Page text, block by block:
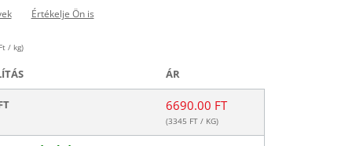
Értékelje Ön is
/ kg)
ÁR
6690.00 FT
(3345 FT / KG)